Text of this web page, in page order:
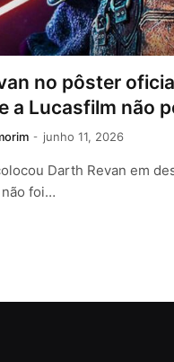
no pôster
a Lucasfilm não
junho 11, 2026
Darth Revan em
foi…